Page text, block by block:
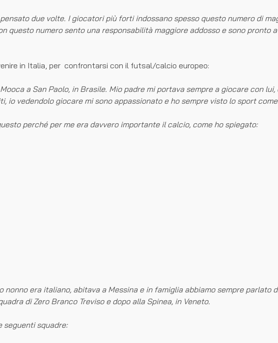
due volte. I giocatori più forti indossano spesso questo numero di
questo numero sento una responsabilità maggiore addosso e sono pronto
in Italia, per confrontarsi con il futsal/calcio europeo:
a San Paolo, in Brasile. Mio padre mi portava sempre a giocare con
io vedendolo giocare mi sono appassionato e ho sempre visto lo sport
perché per me era davvero importante il calcio, come ho spiegato:
era italiano, abitava a Messina e in famiglia abbiamo sempre parlato
di Zero Branco Treviso e dopo alla Spinea, in Veneto.
seguenti squadre: